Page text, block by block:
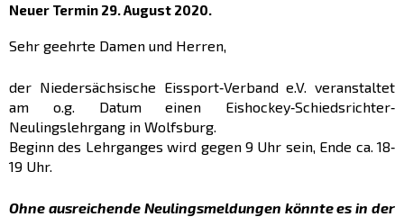
Neuer Termin 29. August 2020.
Sehr geehrte Damen und Herren,
der Niedersächsische Eissport‐Verband e.V. veranstaltet
am o.g. Datum einen Eishockey‐Schiedsrichter‐
Neulingslehrgang in Wolfsburg.
Beginn des Lehrganges wird gegen 9 Uhr sein, Ende ca. 18‐
19 Uhr.
Ohne ausreichende Neulingsmeldungen könnte es in der